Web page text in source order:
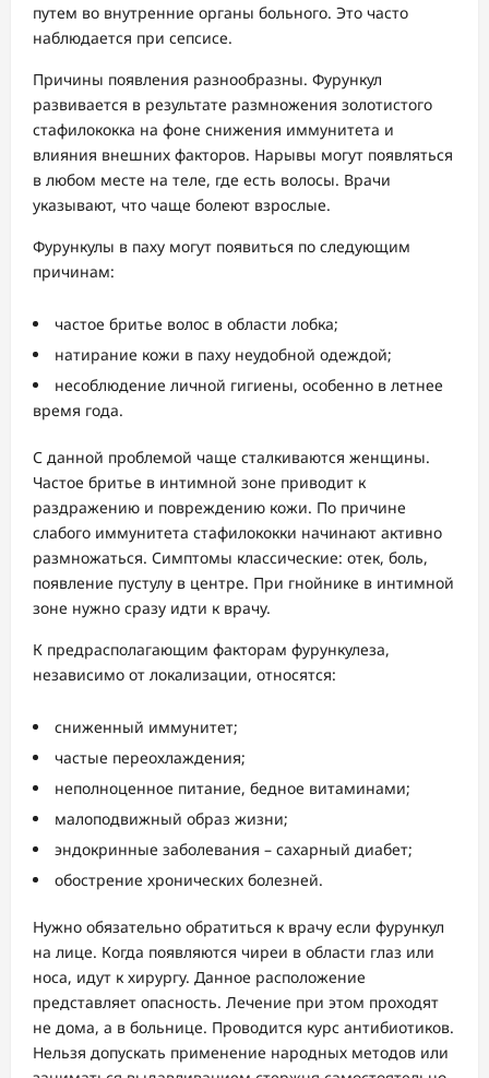
путем во внутренние органы больного. Это часто
наблюдается при сепсисе.
Причины появления разнообразны. Фурункул
развивается в результате размножения золотистого
стафилококка на фоне снижения иммунитета и
влияния внешних факторов. Нарывы могут появляться
в любом месте на теле, где есть волосы. Врачи
указывают, что чаще болеют взрослые.
Фурункулы в паху могут появиться по следующим
причинам:
частое бритье волос в области лобка;
натирание кожи в паху неудобной одеждой;
несоблюдение личной гигиены, особенно в летнее
время года.
С данной проблемой чаще сталкиваются женщины.
Частое бритье в интимной зоне приводит к
раздражению и повреждению кожи. По причине
слабого иммунитета стафилококки начинают активно
размножаться. Симптомы классические: отек, боль,
появление пустулу в центре. При гнойнике в интимной
зоне нужно сразу идти к врачу.
К предрасполагающим факторам фурункулеза,
независимо от локализации, относятся:
сниженный иммунитет;
частые переохлаждения;
неполноценное питание, бедное витаминами;
малоподвижный образ жизни;
эндокринные заболевания – сахарный диабет;
обострение хронических болезней.
Нужно обязательно обратиться к врачу если фурункул
на лице. Когда появляются чиреи в области глаз или
носа, идут к хирургу. Данное расположение
представляет опасность. Лечение при этом проходят
не дома, а в больнице. Проводится курс антибиотиков.
Нельзя допускать применение народных методов или